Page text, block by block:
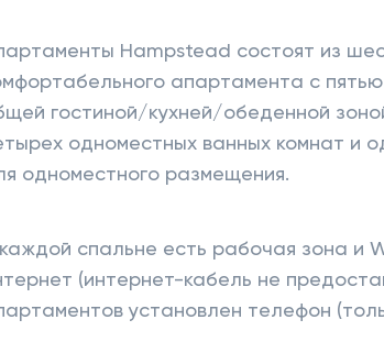
Hampstead состоят из
апартамента с
гостиной/кухней/обеденной
одноместных ванных комнат и
одноместного размещения.
спальне есть рабочая зона и
(интернет-кабель не
установлен телефон